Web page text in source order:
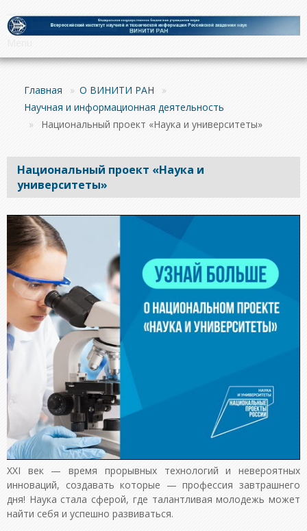
Главная » О ВИНИТИ РАН
»
Научная и информационная деятельность
»
Национальный проект «Наука и университеты»
Национальный проект «Наука и
университеты»
XXI век — время прорывных технологий и невероятных
инноваций, создавать которые — профессия завтрашнего
дня! Наука стала сферой, где талантливая молодежь может
найти себя и успешно развиваться.